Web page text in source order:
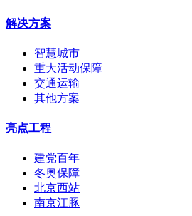
解决方案
智慧城市
重大活动保障
交通运输
其他方案
亮点工程
建党百年
冬奥保障
北京西站
南京江豚